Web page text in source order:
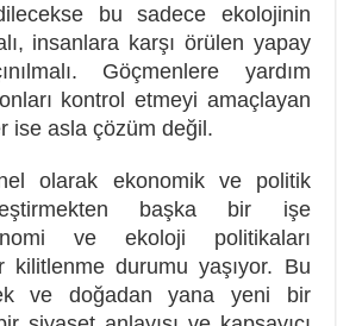
bu sadece ekolojinin
insanlara karşı örülen yapay
Göçmenlere yardım
kontrol etmeyi amaçlayan
ise asla çözüm değil.
olarak ekonomik ve politik
başka bir işe
ve ekoloji politikaları
kilitlenme durumu yaşıyor. Bu
ve doğadan yana yeni bir